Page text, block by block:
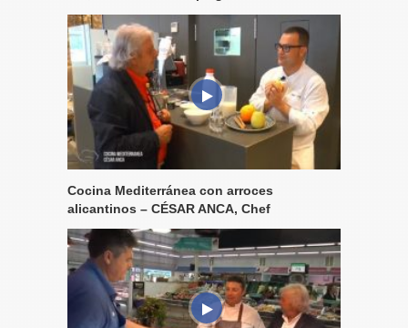
Cocina Mediterránea con arroces
alicantinos – CÉSAR ANCA, Chef